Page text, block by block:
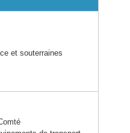
et souterraines